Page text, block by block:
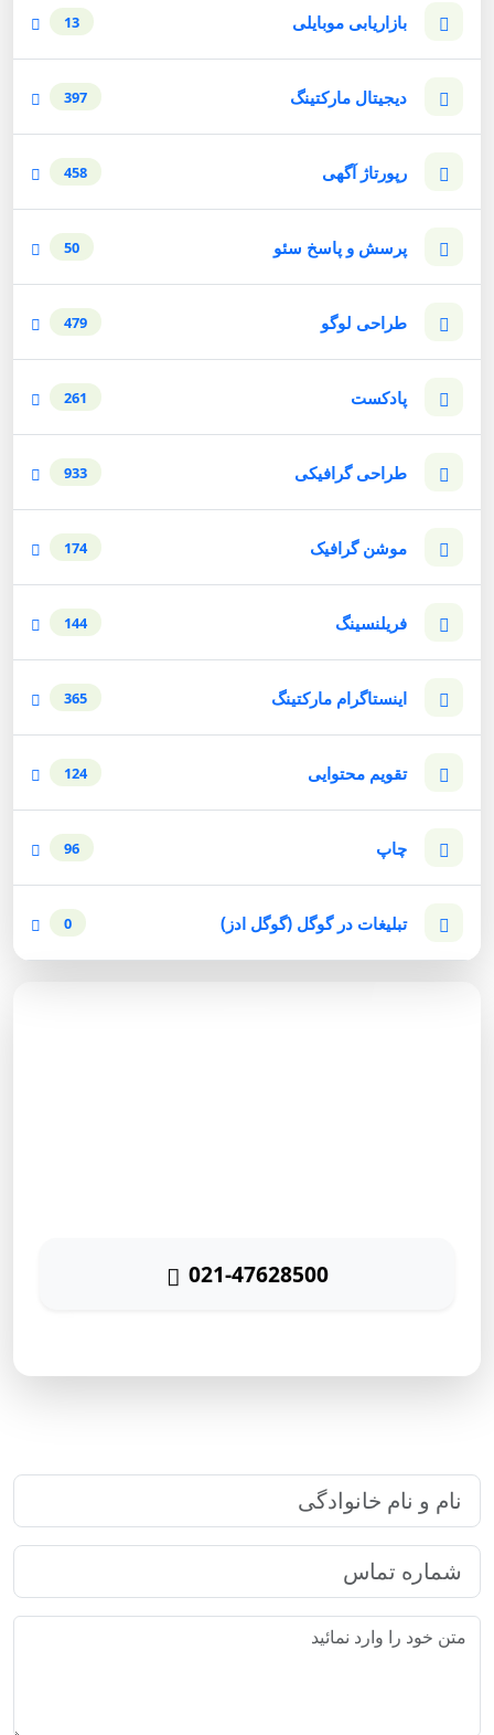
بازاریابی موبایلی 13
دیجیتال مارکتینگ 397
رپورتاژ آگهی 458
پرسش و پاسخ سئو 50
طراحی لوگو 479
پادکست 261
طراحی گرافیکی 933
موشن گرافیک 174
فریلنسینگ 144
اینستاگرام مارکتینگ 365
تقویم محتوایی 124
چاپ 96
تبلیغات در گوگل (گوگل ادز) 0
021-47628500